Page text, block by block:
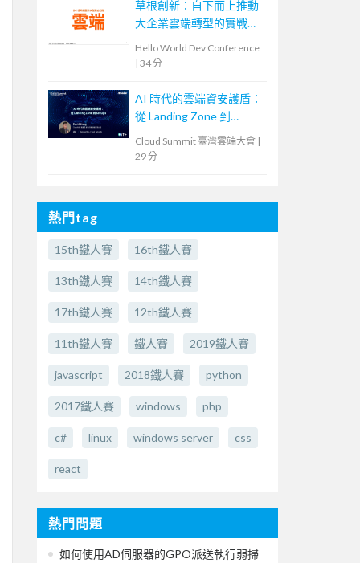
草根創新：自下而上推動
大企業雲端轉型的實戰策
Hello World Dev Conference
| 34 分
AI 時代的雲端資安護盾：
從 Landing Zone 到
Cloud Summit 臺灣雲端大會 |
29 分
熱門tag
15th鐵人賽 16th鐵人賽
13th鐵人賽 14th鐵人賽
17th鐵人賽 12th鐵人賽
11th鐵人賽 鐵人賽 2019鐵人賽
javascript 2018鐵人賽 python
2017鐵人賽 windows php
c# linux windows server css
react
熱門問題
如何使用AD伺服器的GPO派送執行弱掃